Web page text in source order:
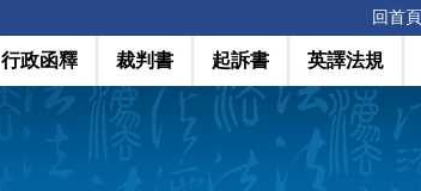
回首頁
行政函釋 裁判書 起訴書 英譯法規